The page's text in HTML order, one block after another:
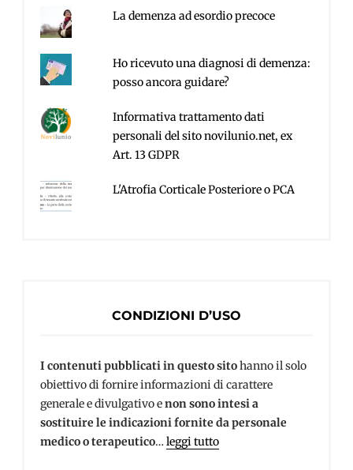
La demenza ad esordio precoce
Ho ricevuto una diagnosi di demenza:
posso ancora guidare?
Informativa trattamento dati
personali del sito novilunio.net, ex
Art. 13 GDPR
L'Atrofia Corticale Posteriore o PCA
CONDIZIONI D’USO
I contenuti pubblicati in questo sitohanno il solo
obiettivo di fornire informazioni di carattere
generale e divulgativo enon sono intesi a
sostituire le indicazioni fornite da personale
medico o terapeutico…leggi tutto